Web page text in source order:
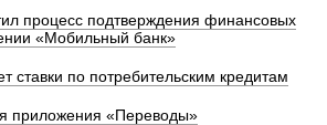
процесс подтверждения финансовых
«Мобильный банк»
ставки по потребительским кредитам
приложения «Переводы»